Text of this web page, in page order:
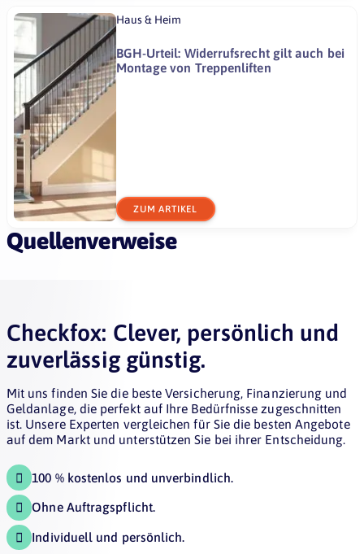
Haus & Heim
BGH-Urteil: Widerrufsrecht gilt auch bei
Montage von Treppenliften
ZUM ARTIKEL
Quellenverweise
Checkfox: Clever, persönlich und
zuverlässig günstig.
Mit uns finden Sie die beste Versicherung, Finanzierung und
Geldanlage, die perfekt auf Ihre Bedürfnisse zugeschnitten
ist. Unsere Experten vergleichen für Sie die besten Angebote
auf dem Markt und unterstützen Sie bei ihrer Entscheidung.
 100 % kostenlos und unverbindlich.
 Ohne Auftragspflicht.
 Individuell und persönlich.